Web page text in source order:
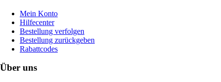
Mein Konto
Hilfecenter
Bestellung verfolgen
Bestellung zurückgeben
Rabattcodes
Über uns